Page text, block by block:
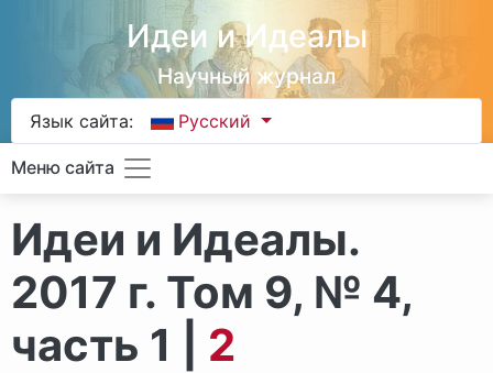
Идеи и Идеалы
Научный журнал
Язык сайта: Русский
Меню сайта
Идеи и Идеалы.
2017 г. Том 9, № 4,
часть 1 | 2